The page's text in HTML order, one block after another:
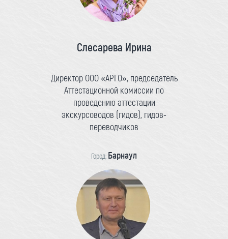
Слесарева Ирина
Директор ООО «АРГО», председатель
Аттестационной комиссии по
проведению аттестации
экскурсоводов (гидов), гидов-
переводчиков
Город: Барнаул